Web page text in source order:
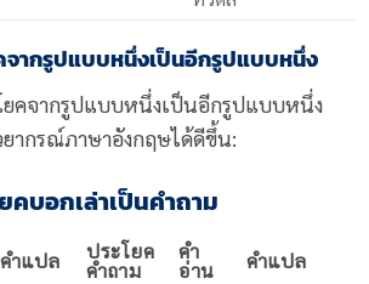
จากรูปแบบหนึ่งเป็นอีกรูปแบบหนึ่ง
ยคจากรูปแบบหนึ่งเป็นอีกรูปแบบหนึ่ง
ากรณ์ภาษาอังกฤษได้ดีขึ้น:
คบอกเล่าเป็นคำถาม
คำแปล ประโยค
คำถาม
คำ
อ่าน คำแปล